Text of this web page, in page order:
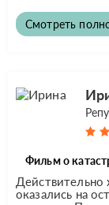
Смотреть
Фильм о
оказались на